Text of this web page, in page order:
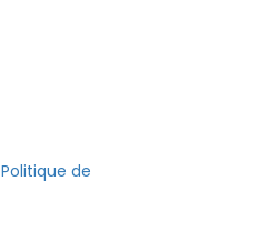
Politique de